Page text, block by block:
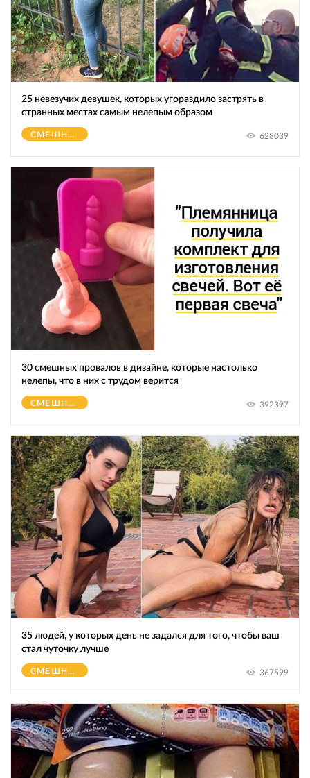
25 невезучих девушек, которых угораздило застрять в
странных местах самым нелепым образом
СМЕШНОЕ 628039
30 смешных провалов в дизайне, которые настолько
нелепы, что в них с трудом верится
СМЕШНОЕ 392397
35 людей, у которых день не задался для того, чтобы ваш
стал чуточку лучше
СМЕШНОЕ 367599